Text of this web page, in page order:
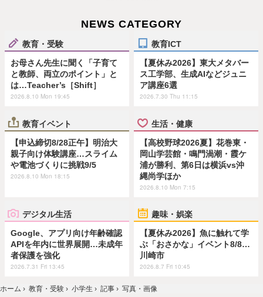
NEWS CATEGORY
教育・受験
お母さん先生に聞く「子育て
と教師、両立のポイント」と
は…Teacher’s［Shift］
2026.8.10 Mon 19:45
教育ICT
【夏休み2026】東大メタバー
ス工学部、生成AIなどジュニ
ア講座6選
2026.7.30 Thu 11:15
教育イベント
【申込締切8/28正午】明治大
親子向け体験講座…スライム
や電池づくりに挑戦9/5
2026.8.10 Mon 18:15
生活・健康
【高校野球2026夏】花巻東・
岡山学芸館・鳴門渦潮・霞ケ
浦が勝利、第6日は横浜vs沖
縄尚学ほか
2026.8.10 Mon 7:15
デジタル生活
Google、アプリ向け年齢確認
APIを年内に世界展開…未成年
者保護を強化
2026.7.31 Fri 13:45
趣味・娯楽
【夏休み2026】魚に触れて学
ぶ「おさかな」イベント8/8…
川崎市
2026.8.7 Fri 10:45
ホーム › 教育・受験 › 小学生 › 記事 › 写真・画像